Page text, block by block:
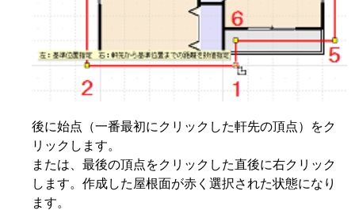
後に始点（一番最初にクリックした軒先の頂点）をク
リックします。
または、最後の頂点をクリックした直後に右クリック
します。作成した屋根面が赤く選択された状態になり
ます。